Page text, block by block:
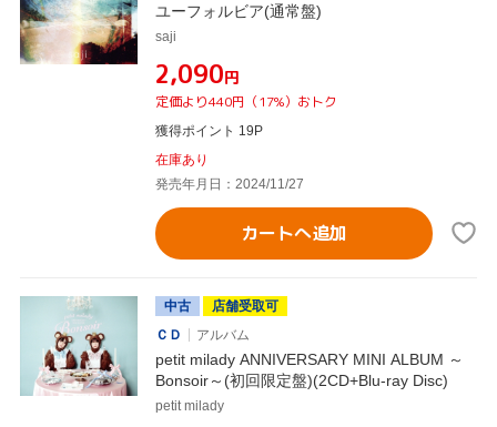
ユーフォルビア(通常盤)
saji
¥2,090円
定価より440円（17%）おトク
獲得ポイント 19P
在庫あり
発売年月日：2024/11/27
カートへ追加
中古
店舗受取可
ＣＤ
アルバム
petit milady ANNIVERSARY MINI ALBUM ～
Bonsoir～(初回限定盤)(2CD+Blu-ray Disc)
petit milady